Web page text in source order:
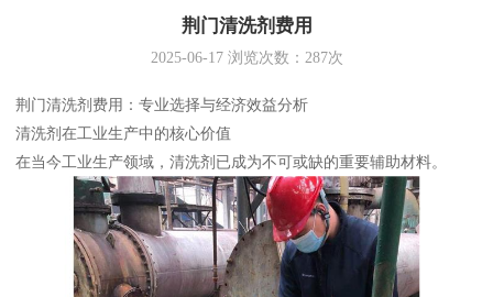
荆门清洗剂费用
2025-06-17浏览次数： 287次
荆门清洗剂费用：专业选择与经济效益分析
清洗剂在工业生产中的核心价值
在当今工业生产领域，清洗剂已成为不可或缺的重要辅助材料。